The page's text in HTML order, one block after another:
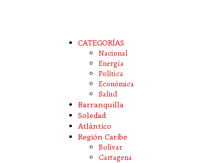
CATEGORÍAS
Nacional
Energía
Política
Económica
Salud
Barranquilla
Soledad
Atlántico
Región Caribe
Bolívar
Cartagena